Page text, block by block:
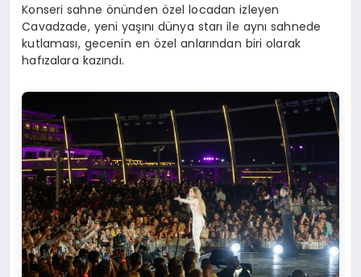
Konseri sahne önünden özel locadan izleyen
Cavadzade, yeni yaşını dünya starı ile aynı sahnede
kutlaması, gecenin en özel anlarından biri olarak
hafızalara kazındı.